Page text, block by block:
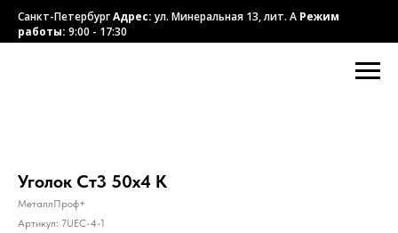
Санкт-ПетербургАдрес:ул. Минеральная 13, лит. А Режим
работы: 9:00 - 17:30
Уголок Ст3 50х4 К
МеталлПроф+
Артикул: 7UEC-4-1